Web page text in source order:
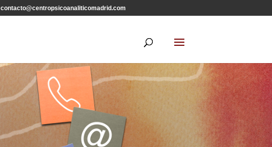
contacto@centropsicoanaliticomadrid.com